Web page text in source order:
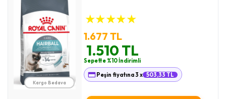
Kargo Bedava
★★★★★
1.677 TL
1.510 TL
Sepette %10 İndirimli
Peşin fiyatına 3 x 503,33 TL